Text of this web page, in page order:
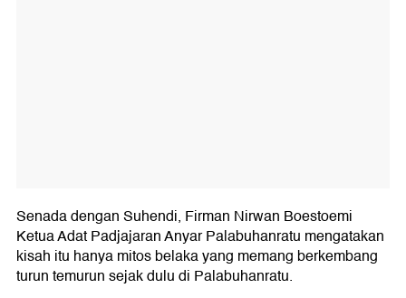
Senada dengan Suhendi, Firman Nirwan Boestoemi
Ketua Adat Padjajaran Anyar Palabuhanratu mengatakan
kisah itu hanya mitos belaka yang memang berkembang
turun temurun sejak dulu di Palabuhanratu.